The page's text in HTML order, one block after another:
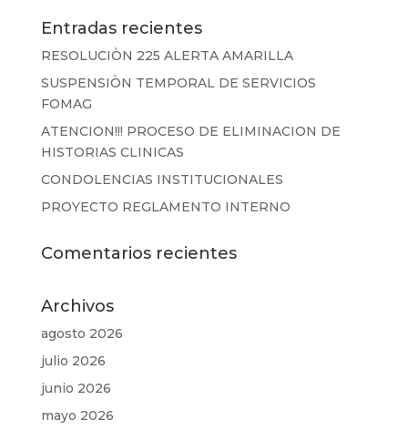
Entradas recientes
RESOLUCIÒN 225 ALERTA AMARILLA
SUSPENSIÒN TEMPORAL DE SERVICIOS
FOMAG
ATENCION!!! PROCESO DE ELIMINACION DE
HISTORIAS CLINICAS
CONDOLENCIAS INSTITUCIONALES
PROYECTO REGLAMENTO INTERNO
Comentarios recientes
Archivos
agosto 2026
julio 2026
junio 2026
mayo 2026